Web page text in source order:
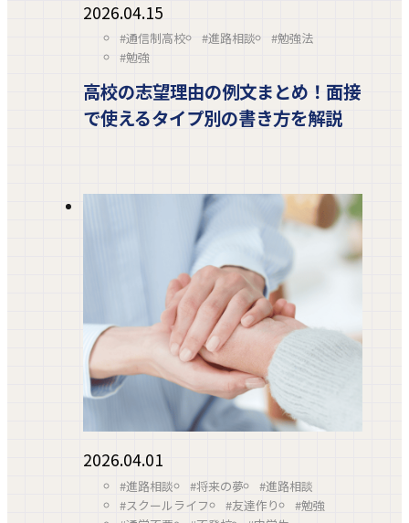
2026.04.15
#通信制高校 #進路相談
#勉強法
#勉強
高校の志望理由の例文まとめ！面接
で使えるタイプ別の書き方を解説
2026.04.01
#進路相談 #将来の夢
#進路相談
#スクールライフ
#友達作り
#勉強